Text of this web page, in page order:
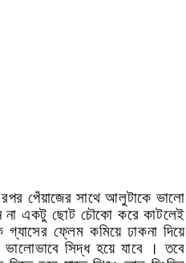
পেঁয়াজের সাথে আলুটাকে ভালো
না একটু ছোট চৌকো করে কাটলেই
ফ্লেম কমিয়ে ঢাকনা দিয়ে
সিদ্ধ হয়ে যাবে । তবে